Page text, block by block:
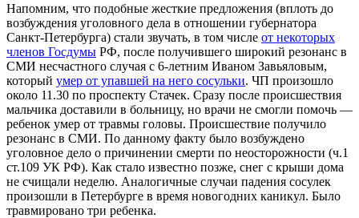
Напомним, что подобные жесткие предложения (вплоть до
возбуждения уголовного дела в отношении губернатора
Санкт-Петербурга) стали звучать, в том числе от некоторых
членов Госдумы РФ, после получившего широкий резонанс в
СМИ несчастного случая с 6-летним Иваном Завьяловым,
который умер от упавшей на него сосульки. ЧП произошло
около 11.30 по проспекту Стачек. Сразу после происшествия
мальчика доставили в больницу, но врачи не смогли помочь —
ребенок умер от травмы головы. Происшествие получило
резонанс в СМИ. По данному факту было возбуждено
уголовное дело о причинении смерти по неосторожности (ч.1
ст.109 УК РФ). Как стало известно позже, снег с крыши дома
не счищали неделю. Аналогичные случаи падения сосулек
произошли в Петербурге в время новогодних каникул. Было
травмировано три ребенка.